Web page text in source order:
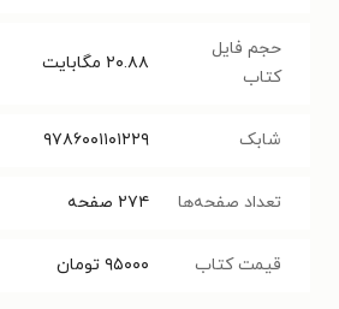
حجم فایل
کتاب
۲۰.۸۸ مگابایت
شابک ۹۷۸۶۰۰۱۱۰۱۲۲۹
تعداد صفحه‌ها ۲۷۴ صفحه
قیمت کتاب ۹۵۰۰۰ تومان